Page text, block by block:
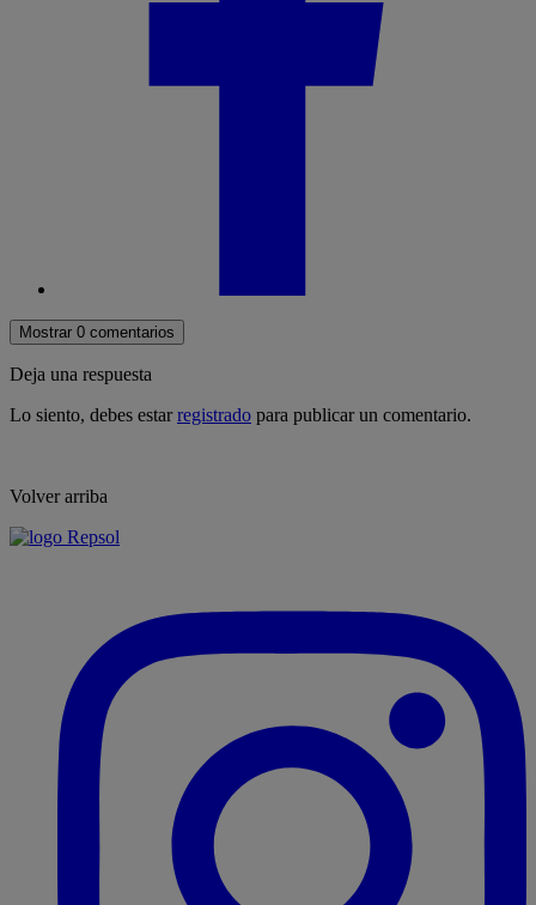
Mostrar 0 comentarios
Deja una respuesta
Lo siento, debes estarregistrado para publicar un comentario.
Volver arriba